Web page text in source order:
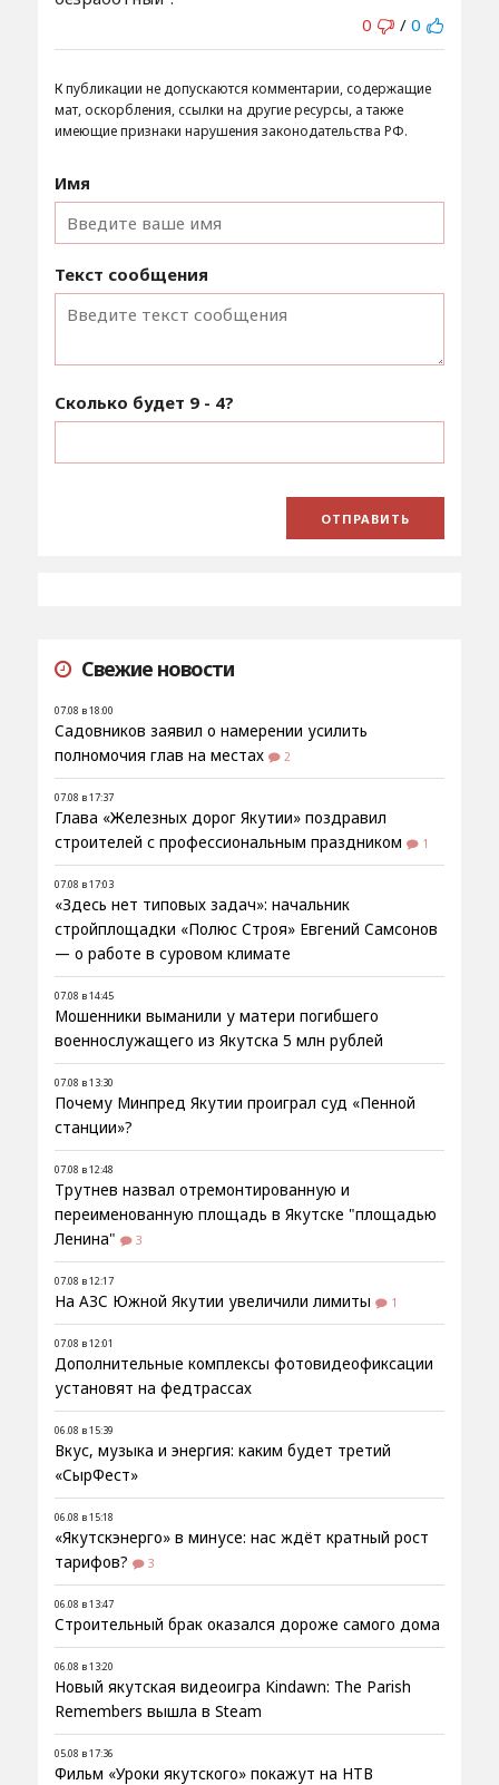
0
/ 0
К публикации не допускаются комментарии, содержащие
мат, оскорбления, ссылки на другие ресурсы, а также
имеющие признаки нарушения законодательства РФ.
Имя
Текст сообщения
Сколько будет 9 - 4?
Свежие новости
07.08 в 18:00
Садовников заявил о намерении усилить
полномочия глав на местах
2
07.08 в 17:37
Глава «Железных дорог Якутии» поздравил
строителей с профессиональным праздником
1
07.08 в 17:03
«Здесь нет типовых задач»: начальник
стройплощадки «Полюс Строя» Евгений Самсонов
— о работе в суровом климате
07.08 в 14:45
Мошенники выманили у матери погибшего
военнослужащего из Якутска 5 млн рублей
07.08 в 13:30
Почему Минпред Якутии проиграл суд «Пенной
станции»?
07.08 в 12:48
Трутнев назвал отремонтированную и
переименованную площадь в Якутске "площадью
Ленина"
3
07.08 в 12:17
На АЗС Южной Якутии увеличили лимиты 1
07.08 в 12:01
Дополнительные комплексы фотовидеофиксации
установят на федтрассах
06.08 в 15:39
Вкус, музыка и энергия: каким будет третий
«СырФест»
06.08 в 15:18
«Якутскэнерго» в минусе: нас ждёт кратный рост
тарифов?
3
06.08 в 13:47
Строительный брак оказался дороже самого дома
06.08 в 13:20
Новый якутская видеоигра Kindawn: The Parish
Remembers вышла в Steam
05.08 в 17:36
Фильм «Уроки якутского» покажут на НТВ